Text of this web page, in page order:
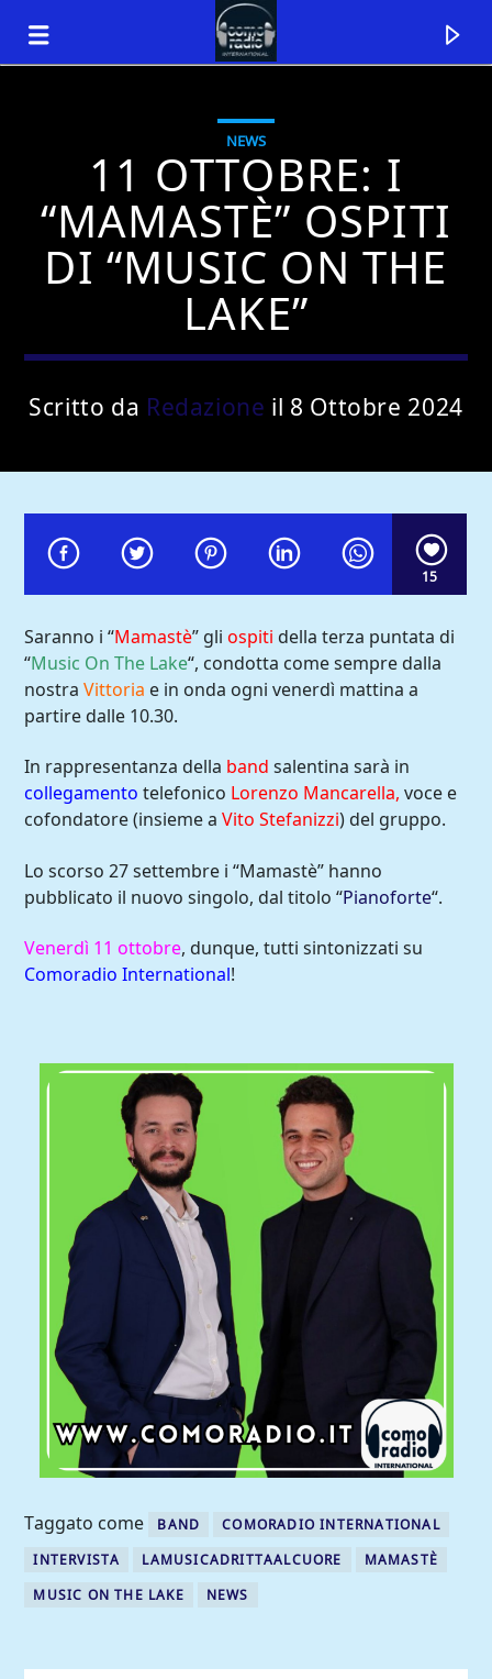
Traccia corrente
Artista
Comoradio International
NEWS
11 OTTOBRE: I
“MAMASTÈ” OSPITI
DI “MUSIC ON THE
LAKE”
Scritto da Redazione il 8 Ottobre 2024
15
Saranno i “Mamastè” gliospiti della terza puntata di
“Music On The Lake“, condotta come sempre dalla
nostraVittoria e in onda ogni venerdì mattina a
partire dalle 10.30.
In rappresentanza della band salentina sarà in
collegamento telefonico Lorenzo Mancarella, voce e
cofondatore (insieme aVito Stefanizzi) del gruppo.
Lo scorso 27 settembre i “Mamastè” hanno
pubblicato il nuovo singolo, dal titolo “Pianoforte“.
Venerdì 11 ottobre, dunque, tutti sintonizzati su
Comoradio International!
Taggato come BAND
COMORADIO INTERNATIONAL
INTERVISTA
LAMUSICADRITTAALCUORE
MAMASTÈ
MUSIC ON THE LAKE
NEWS